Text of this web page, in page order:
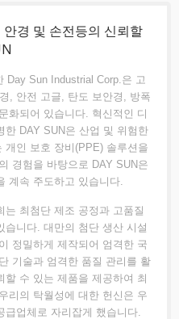
경 및 손전등의 신뢰할
Day Sun Industrial Corp.은 고
, 안전 고글, 탄도 보안경, 방폭
화되어 있습니다. 혁신적인 디
한 DAY SUN은 산업 및 위험한
개인 보호 장비(PPE) 솔루션을
경험을 바탕으로 DAY SUN은
계속 주도하고 있습니다.
는 최첨단 제조 공정과 고품질
습니다. 대만의 첨단 생산 시설
정밀하게 제작되어 엄격한 국
기술과 엄격한 품질 관리를 활
수 있는 제품을 제공하여 최
리의 탁월성에 대한 헌신은 우
업체로 자리잡게 했습니다.